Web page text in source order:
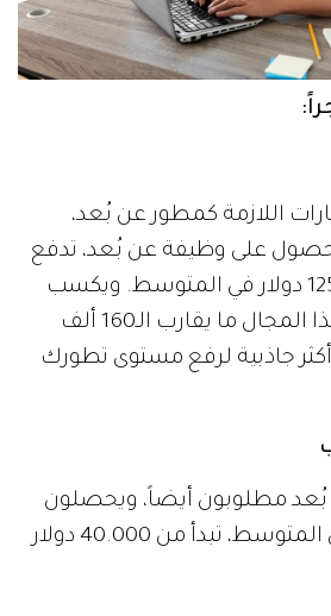
اللازمة كمطور عن بُعد،
على وظيفة عن بُعد، تدفع
ما بين 75000 و125000 دولار في المتوسط. ويكسب
كبار الموظفين في هذا المجال ما يقارب الـ160 ألف
أكثر جاذبية لرفع مستوى تطورك
مطلوبون أيضاً، ويحصلون
على مرتبات جيدة، في المتوسط، تبدأ من 40.000 دولار